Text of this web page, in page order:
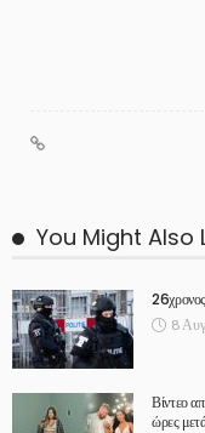
You Might Also
8
Βίντεο
ώρες